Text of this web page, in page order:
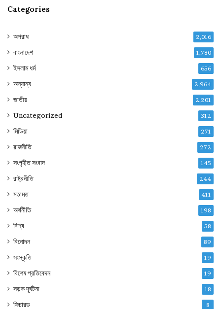
Categories
অপরাধ 2,016
বাংলাদেশ 1,780
ইসলাম ধর্ম 656
অন্যান্য 2,964
জাতীয় 2,201
Uncategorized 312
মিডিয়া 271
রাজনীতি 272
সংগৃহীত সংবাদ 145
রাষ্ট্রনীতি 244
মতামত 411
অর্থনীতি 198
বিশ্ব 58
বিনোদন 89
সংস্কৃতি 19
বিশেষ প্রতিবেদন 19
সড়ক দূর্ঘটনা 18
ফিচারড 8